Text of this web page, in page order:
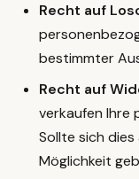
Recht auf
bestimmter
Recht auf
verkaufen Ihre
Sollte sich
Möglichkeit